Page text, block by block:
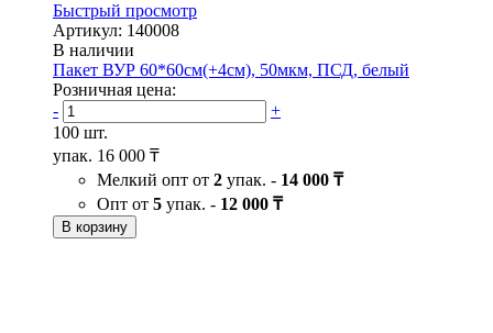
Быстрый просмотр
Артикул: 140008
В наличии
Пакет ВУР 60*60см(+4см), 50мкм, ПСД, белый
Розничная цена:
-
+
100 шт.
упак. 16 000 ₸
Мелкий опт от 2 упак. - 14 000 ₸
Опт от 5 упак. - 12 000 ₸
В корзину